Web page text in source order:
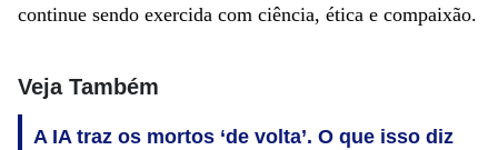
continue sendo exercida com ciência, ética e compaixão.
Veja Também
A IA traz os mortos ‘de volta’. O que isso diz